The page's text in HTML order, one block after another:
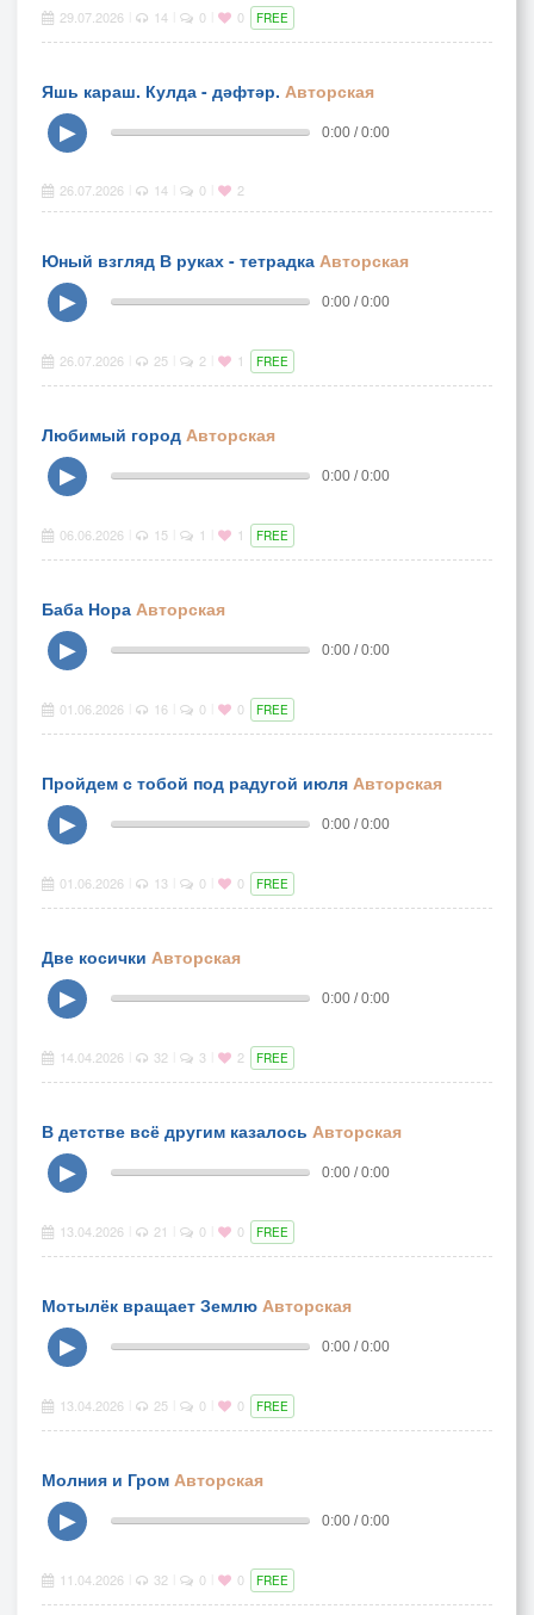
29.07.2026 14 0 0 FREE
Яшь караш. Кулда - дәфтәр. Авторская
▶
0:00 / 0:00
26.07.2026 14 0 2
Юный взгляд В руках - тетрадка Авторская
▶
0:00 / 0:00
26.07.2026 25 2 1 FREE
Любимый город Авторская
▶
0:00 / 0:00
06.06.2026 15 1 1 FREE
Баба Нора Авторская
▶
0:00 / 0:00
01.06.2026 16 0 0 FREE
Пройдем с тобой под радугой июля Авторская
▶
0:00 / 0:00
01.06.2026 13 0 0 FREE
Две косички Авторская
▶
0:00 / 0:00
14.04.2026 32 3 2 FREE
В детстве всё другим казалось Авторская
▶
0:00 / 0:00
13.04.2026 21 0 0 FREE
Мотылёк вращает Землю Авторская
▶
0:00 / 0:00
13.04.2026 25 0 0 FREE
Молния и Гром Авторская
▶
0:00 / 0:00
11.04.2026 32 0 0 FREE